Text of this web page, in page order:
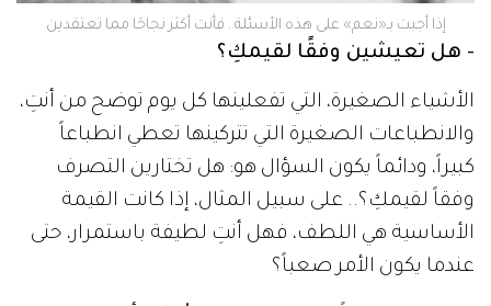
إذا أجبت بـ«نعم» على هذه الأسئلة.. فأنت أكثر نجاحًا مما تعتقدين
- هل تعيشين وفقًا لقيمكِ؟
الأشياء الصغيرة، التي تفعلينها كل يوم توضح من أنتِ،
والانطباعات الصغيرة التي تتركينها تعطي انطباعاً
كبيراً، ودائماً يكون السؤال هو: هل تختارين التصرف
وفقاً لقيمكِ؟.. على سبيل المثال، إذا كانت القيمة
الأساسية هي اللطف، فهل أنتِ لطيفة باستمرار، حتى
عندما يكون الأمر صعباً؟